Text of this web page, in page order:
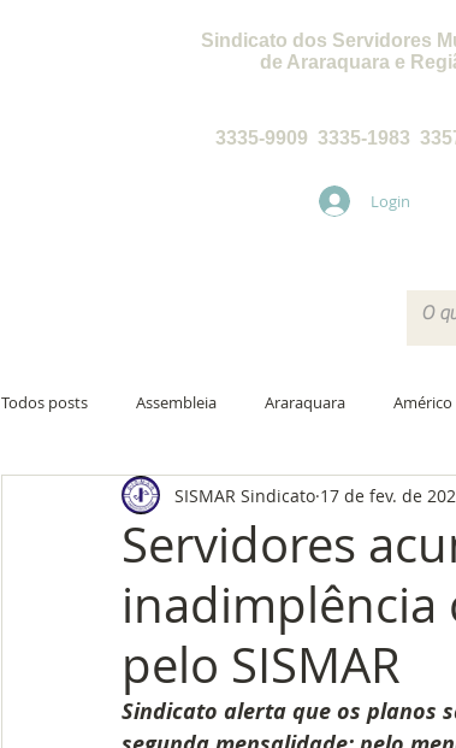
Sindicato dos Servidores
de Araraquara e
3335-9909 3335-1983
Login
Todos posts Assembleia Araraquara Américo
Nova Europa Ribeirão Bonito Santa Lúcia
Farmácia do Servidor Merendeiras Educação
Condições de trabalho
Servidores
inadimplência
pelo SISMAR
SISMAR Sindicato 17 de fev. de
Sindicato alerta que os planos